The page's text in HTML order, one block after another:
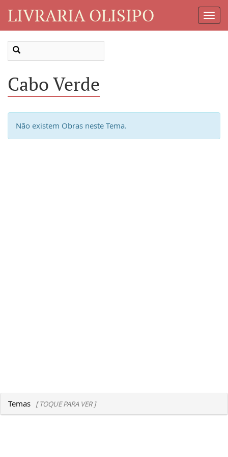
LIVRARIA OLISIPO
Cabo Verde
Não existem Obras neste Tema.
Temas [ TOQUE PARA VER ]